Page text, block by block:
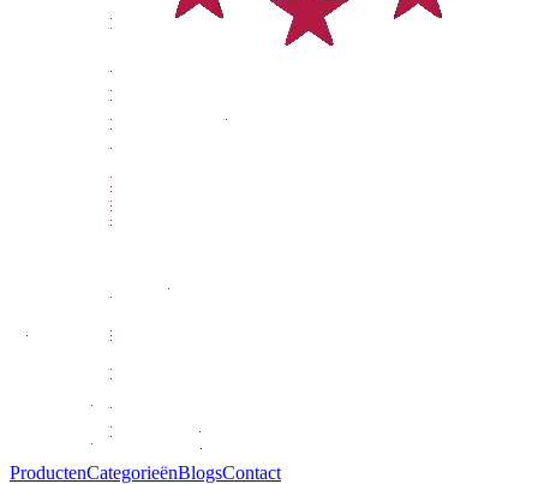
ProductenCategorieënBlogsContact